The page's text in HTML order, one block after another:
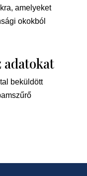
amelyeket
okokból
beküldött